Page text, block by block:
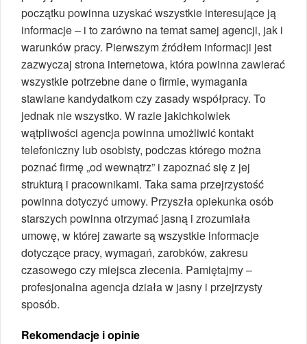
początku powinna uzyskać wszystkie interesujące ją
informacje – i to zarówno na temat samej agencji, jak i
warunków pracy. Pierwszym źródłem informacji jest
zazwyczaj strona internetowa, która powinna zawierać
wszystkie potrzebne dane o firmie, wymagania
stawiane kandydatkom czy zasady współpracy. To
jednak nie wszystko. W razie jakichkolwiek
wątpliwości agencja powinna umożliwić kontakt
telefoniczny lub osobisty, podczas którego można
poznać firmę „od wewnątrz” i zapoznać się z jej
strukturą i pracownikami. Taka sama przejrzystość
powinna dotyczyć umowy. Przyszła opiekunka osób
starszych powinna otrzymać jasną i zrozumiała
umowę, w której zawarte są wszystkie informacje
dotyczące pracy, wymagań, zarobków, zakresu
czasowego czy miejsca zlecenia. Pamiętajmy –
profesjonalna agencja działa w jasny i przejrzysty
sposób.
Rekomendacje i opinie